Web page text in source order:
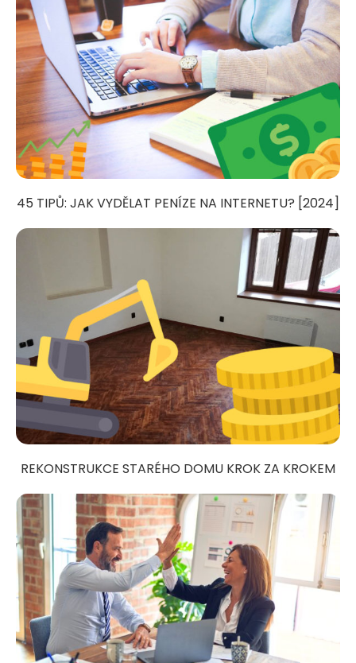
45 TIPŮ: JAK VYDĚLAT PENÍZE NA INTERNETU? [2024]
REKONSTRUKCE STARÉHO DOMU KROK ZA KROKEM